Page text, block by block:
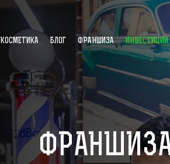
КОСМЕТИКА БЛОГ ФРАНШИЗА ИНВЕСТИЦИИ